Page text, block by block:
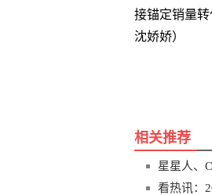
接锚定销量
沈娇娇）
相关推荐
星星人、
看热讯：